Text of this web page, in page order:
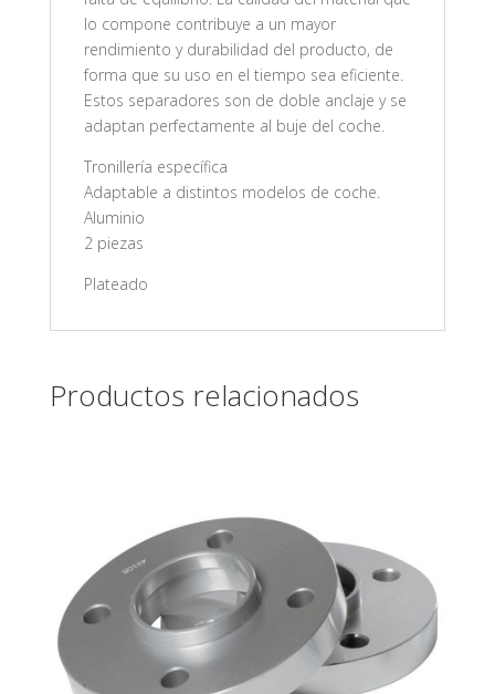
lo compone contribuye a un mayor
rendimiento y durabilidad del producto, de
forma que su uso en el tiempo sea eficiente.
Estos separadores son de doble anclaje y se
adaptan perfectamente al buje del coche.
Tronillería específica
Adaptable a distintos modelos de coche.
Aluminio
2 piezas
Plateado
Productos relacionados